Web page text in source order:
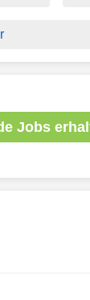
Jobs